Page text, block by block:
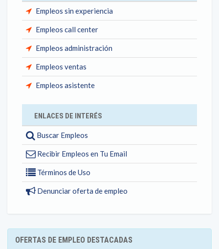
Empleos sin experiencia
Empleos call center
Empleos administración
Empleos ventas
Empleos asistente
ENLACES DE INTERÉS
Buscar Empleos
Recibir Empleos en Tu Email
Términos de Uso
Denunciar oferta de empleo
OFERTAS DE EMPLEO DESTACADAS